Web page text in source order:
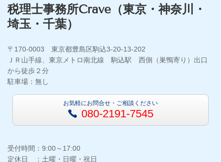
税理士事務所Crave（東京・神奈川・
埼玉・千葉）
〒170-0003 東京都豊島区駒込3-20-13-202
ＪＲ山手線、東京メトロ南北線 駒込駅 西側（巣鴨寄り）出口
から徒歩２分
駐車場：無し
お気軽にお問合せ・ご相談ください
080-2191-7545
受付時間：9:00～17:00
定休日 ：土曜・日曜・祝日